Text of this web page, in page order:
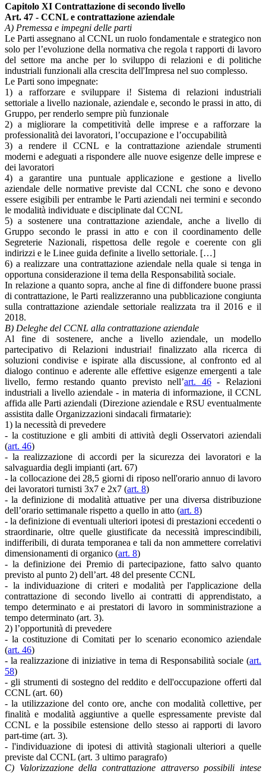
Capitolo XI Contrattazione di secondo livello
Art. 47 - CCNL e contrattazione aziendale
A) Premessa e impegni delle parti
Le Parti assegnano al CCNL un ruolo fondamentale e strategico non
solo per l’evoluzione della normativa che regola t rapporti di lavoro
del settore ma anche per lo sviluppo di relazioni e di politiche
industriali funzionali alla crescita dell'Impresa nel suo complesso.
Le Parti sono impegnate:
1) a rafforzare e sviluppare i! Sistema di relazioni industriali
settoriale a livello nazionale, aziendale e, secondo le prassi in atto, di
Gruppo, per renderlo sempre più funzionale
2) a migliorare la competitività delle imprese e a rafforzare la
professionalità dei lavoratori, l’occupazione e l’occupabilità
3) a rendere il CCNL e la contrattazione aziendale strumenti
moderni e adeguati a rispondere alle nuove esigenze delle imprese e
dei lavoratori
4) a garantire una puntuale applicazione e gestione a livello
aziendale delle normative previste dal CCNL che sono e devono
essere esigibili per entrambe le Parti aziendali nei termini e secondo
le modalità individuate e disciplinate dal CCNL
5) a sostenere una contrattazione aziendale, anche a livello di
Gruppo secondo le prassi in atto e con il coordinamento delle
Segreterie Nazionali, rispettosa delle regole e coerente con gli
indirizzi e le Linee guida definite a livello settoriale. […]
6) a realizzare una contrattazione aziendale nella quale si tenga in
opportuna considerazione il tema della Responsabilità sociale.
In relazione a quanto sopra, anche al fine di diffondere buone prassi
di contrattazione, le Parti realizzeranno una pubblicazione congiunta
sulla contrattazione aziendale settoriale realizzata tra il 2016 e il
2018.
B) Deleghe del CCNL alla contrattazione aziendale
Al fine di sostenere, anche a livello aziendale, un modello
partecipativo di Relazioni industriai! finalizzato alla ricerca di
soluzioni condivise e ispirate alla discussione, al confronto ed al
dialogo continuo e aderente alle effettive esigenze emergenti a tale
livello, fermo restando quanto previsto nell’art. 46- Relazioni
industriali a livello aziendale - in materia di informazione, il CCNL
affida alle Parti aziendali (Direzione aziendale e RSU eventualmente
assistita dalle Organizzazioni sindacali firmatarie):
1) la necessità di prevedere
- la costituzione e gli ambiti di attività degli Osservatori aziendali
(art. 46)
- la realizzazione di accordi per la sicurezza dei lavoratori e la
salvaguardia degli impianti (art. 67)
- la collocazione dei 28,5 giorni di riposo nell'orario annuo di lavoro
dei lavoratori turnisti 3x7 e 2x7 (art. 8)
- la definizione di modalità attuative per una diversa distribuzione
dell’orario settimanale rispetto a quello in atto (art. 8)
- la definizione di eventuali ulteriori ipotesi di prestazioni eccedenti o
straordinarie, oltre quelle giustificate da necessità imprescindibili,
indifferibili, di durata temporanea e tali da non ammettere correlativi
dimensionamenti di organico (art. 8)
- la definizione dei Premio di partecipazione, fatto salvo quanto
previsto al punto 2) dell’art. 48 del presente CCNL
- la individuazione di criteri e modalità per l'applicazione della
contrattazione di secondo livello ai contratti di apprendistato, a
tempo determinato e ai prestatori di lavoro in somministrazione a
tempo determinato (art. 3).
2) l’opportunità di prevedere
- la costituzione di Comitati per lo scenario economico aziendale
(art. 46)
- la realizzazione di iniziative in tema di Responsabilità sociale (art.
58)
- gli strumenti di sostegno del reddito e dell'occupazione offerti dal
CCNL (art. 60)
- la utilizzazione del conto ore, anche con modalità collettive, per
finalità e modalità aggiuntive a quelle espressamente previste dal
CCNL e la possibile estensione dello stesso ai rapporti di lavoro
part-time (art. 3).
- l'individuazione di ipotesi di attività stagionali ulteriori a quelle
previste dal CCNL (art. 3 ultimo paragrafo)
C) Valorizzazione della contrattazione attraverso possibili intese